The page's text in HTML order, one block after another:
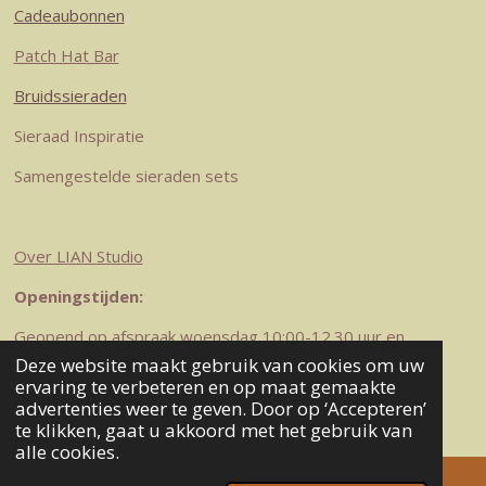
Deze website maakt gebruik van cookies om uw
ervaring te verbeteren en op maat gemaakte
advertenties weer te geven. Door op ‘Accepteren’
te klikken, gaat u akkoord met het gebruik van
alle cookies.
Cadeaubonnen
Patch Hat Bar
Bruidssieraden
Sieraad Inspiratie
Samengestelde sieraden sets
Over LIAN Studio
Openingstijden:
Geopend op afspraak woensdag 10:00-12.30 uur en
zaterdag 10-12.30 uur
© 2023-2026 LIAN Studio
Powered byJouwWeb